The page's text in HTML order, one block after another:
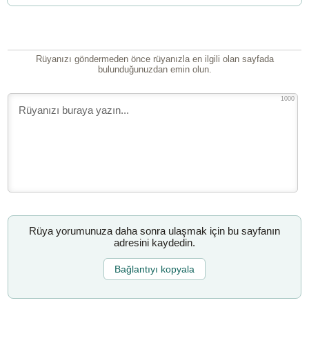
Rüyanızı göndermeden önce rüyanızla en ilgili olan sayfada
bulunduğunuzdan emin olun.
1000
Rüya yorumunuza daha sonra ulaşmak için bu sayfanın
adresini kaydedin.
Bağlantıyı kopyala